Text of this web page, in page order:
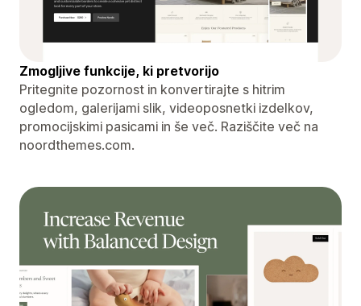
Zmogljive funkcije, ki pretvorijo
Pritegnite pozornost in konvertirajte s hitrim
ogledom, galerijami slik, videoposnetki izdelkov,
promocijskimi pasicami in še več. Raziščite več na
noordthemes.com.